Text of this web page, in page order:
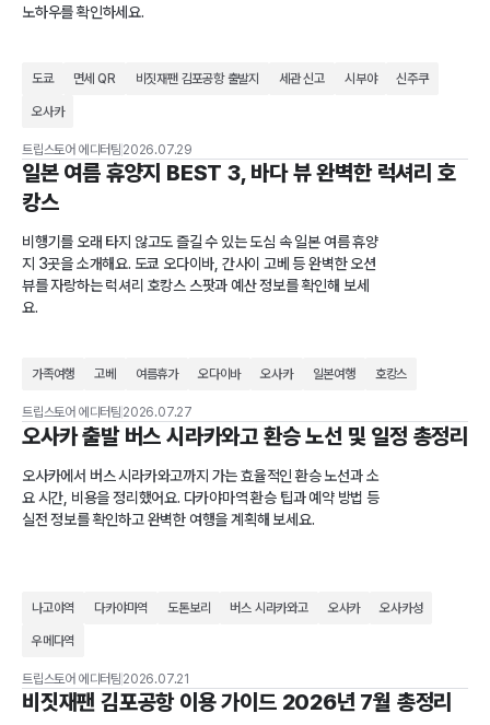
노하우를 확인하세요.
도쿄 면세 QR 비짓재팬 김포공항 출발지 세관 신고 시부야 신주쿠
오사카
트립스토어 에디터팀 2026.07.29
일본 여름 휴양지 BEST 3, 바다 뷰 완벽한 럭셔리 호
캉스
비행기를 오래 타지 않고도 즐길 수 있는 도심 속 일본 여름 휴양
지 3곳을 소개해요. 도쿄 오다이바, 간사이 고베 등 완벽한 오션
뷰를 자랑하는 럭셔리 호캉스 스팟과 예산 정보를 확인해 보세
요.
가족여행 고베 여름휴가 오다이바 오사카 일본여행 호캉스
트립스토어 에디터팀 2026.07.27
오사카 출발 버스 시라카와고 환승 노선 및 일정 총정리
오사카에서 버스 시라카와고까지 가는 효율적인 환승 노선과 소
요 시간, 비용을 정리했어요. 다카야마역 환승 팁과 예약 방법 등
실전 정보를 확인하고 완벽한 여행을 계획해 보세요.
나고야역 다카야마역 도톤보리 버스 시라카와고 오사카 오사카성
우메다역
트립스토어 에디터팀 2026.07.21
비짓재팬 김포공항 이용 가이드 2026년 7월 총정리